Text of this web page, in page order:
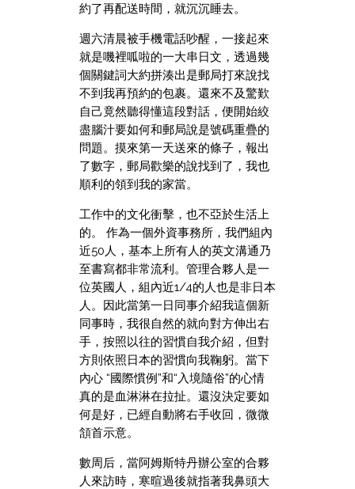
約了再配送時間，就沉沉睡去。
週六清晨被手機電話吵醒，一接起來
就是嘰裡呱啦的一大串日文，透過幾
個關鍵詞大約拼湊出是郵局打來說找
不到我再預約的包裹。還來不及驚歎
自己竟然聽得懂這段對話，便開始絞
盡腦汁要如何和郵局說是號碼重疊的
問題。摸來第一天送來的條子，報出
了數字，郵局歡樂的說找到了，我也
順利的領到我的家當。
工作中的文化衝擊，也不亞於生活上
的。 作為一個外資事務所，我們組內
近50人，基本上所有人的英文溝通乃
至書寫都非常流利。管理合夥人是一
位英國人，組內近1/4的人也是非日本
人。因此當第一日同事介紹我這個新
同事時，我很自然的就向對方伸出右
手，按照以往的習慣自我介紹，但對
方則依照日本的習慣向我鞠躬。當下
內心 “國際慣例”和“入境隨俗”的心情
真的是血淋淋在拉扯。還沒決定要如
何是好，已經自動將右手收回，微微
頷首示意。
數周后，當阿姆斯特丹辦公室的合夥
人來訪時，寒暄過後就指著我鼻頭大